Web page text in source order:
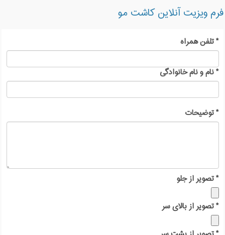
فرم ویزیت آنلاین کاشت مو
*تلفن همراه
*نام و نام خانوادگی
*توضیحات
*تصویر از جلو
*تصویر از بالای سر